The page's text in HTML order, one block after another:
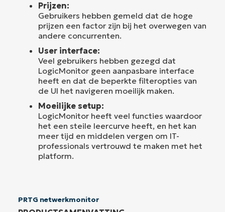
Prijzen:
Gebruikers hebben gemeld dat de hoge
prijzen een factor zijn bij het overwegen van
andere concurrenten.
User interface:
Veel gebruikers hebben gezegd dat
LogicMonitor geen aanpasbare interface
heeft en dat de beperkte filteropties van
de UI het navigeren moeilijk maken.
Moeilijke setup:
LogicMonitor heeft veel functies waardoor
het een steile leercurve heeft, en het kan
meer tijd en middelen vergen om IT-
professionals vertrouwd te maken met het
platform.
PRTG netwerkmonitor